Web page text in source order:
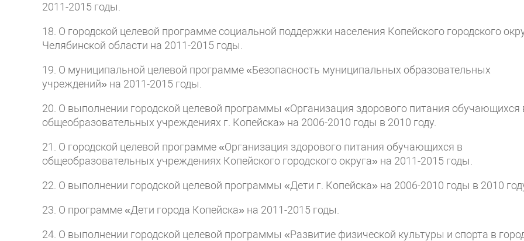
2011-2015 годы.
18. О городской целевой программе социальной поддержки населения Копейского городского
Челябинской области на 2011-2015 годы.
19. О муниципальной целевой программе «Безопасность муниципальных образовательных
учреждений» на 2011-2015 годы.
20. О выполнении городской целевой программы «Организация здорового питания обучающихся
общеобразовательных учреждениях г. Копейска» на 2006-2010 годы в 2010 году.
21. О городской целевой программе «Организация здорового питания обучающихся в
общеобразовательных учреждениях Копейского городского округа» на 2011-2015 годы.
22. О выполнении городской целевой программы «Дети г. Копейска» на 2006-2010 годы в 2010
23. О программе «Дети города Копейска» на 2011-2015 годы.
24. О выполнении городской целевой программы «Развитие физической культуры и спорта в